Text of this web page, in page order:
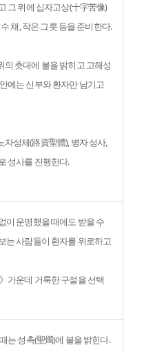
그 위에 십자고상(十字苦像)
채, 작은 그릇 등을 준비한다.
의 촛대에 불을 밝히고 고해성
에는 신부와 환자만 남기고
자성체(路資聖體), 병자 성사,
성사를 진행한다.
이 운명했을 때에도 받을 수
는 사람들이 환자를 위로하고
가운데 거룩한 구절을 선택
는 성촉(聖燭)에 불을 밝힌다.